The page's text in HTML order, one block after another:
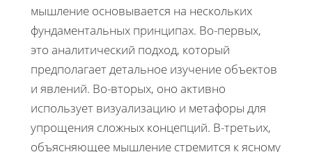
мышление основывается на нескольких
фундаментальных принципах. Во-первых,
это аналитический подход, который
предполагает детальное изучение объектов
и явлений. Во-вторых, оно активно
использует визуализацию и метафоры для
упрощения сложных концепций. В-третьих,
объясняющее мышление стремится к ясному